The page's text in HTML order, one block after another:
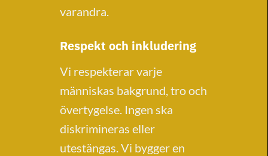
varandra.
Respekt och inkludering
Vi respekterar varje
människas bakgrund, tro och
övertygelse. Ingen ska
diskrimineras eller
utestängas. Vi bygger en